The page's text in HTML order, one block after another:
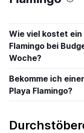
Wie viel kostet
Flamingo bei
Woche?
Bekomme ich
Playa Flamingo?